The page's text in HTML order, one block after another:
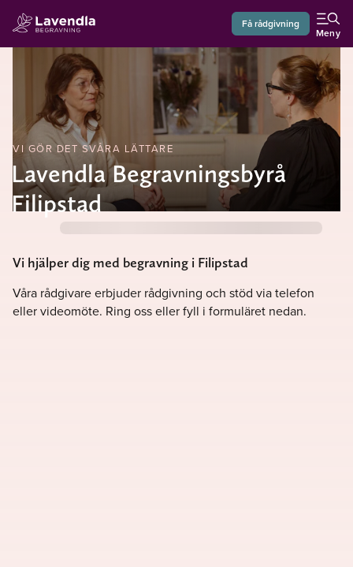
Få rådgivning
Meny
VI GÖR DET SVÅRA LÄTTARE
Lavendla Begravningsbyrå
Filipstad
Vi hjälper dig med begravning i Filipstad
Våra rådgivare erbjuder rådgivning och stöd via telefon
eller videomöte. Ring oss eller fyll i formuläret nedan.